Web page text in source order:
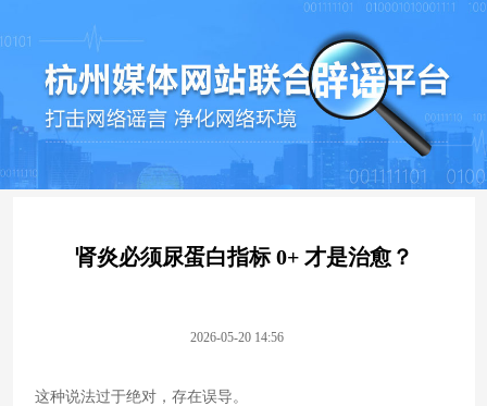
肾炎必须尿蛋白指标 0+ 才是治愈？
2026-05-20 14:56
这种说法过于绝对，存在误导。